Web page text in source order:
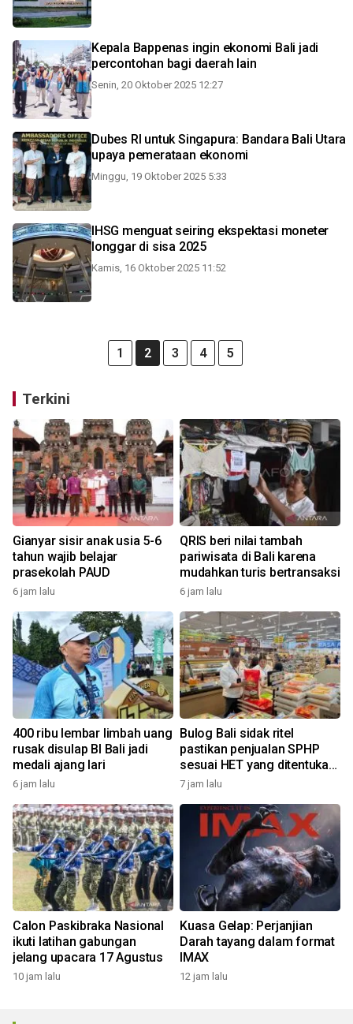
Kepala Bappenas ingin ekonomi Bali jadi
percontohan bagi daerah lain
Senin, 20 Oktober 2025 12:27
Dubes RI untuk Singapura: Bandara Bali Utara
upaya pemerataan ekonomi
Minggu, 19 Oktober 2025 5:33
IHSG menguat seiring ekspektasi moneter
longgar di sisa 2025
Kamis, 16 Oktober 2025 11:52
1 2 3 4 5
Terkini
Gianyar sisir anak usia 5-6
tahun wajib belajar
prasekolah PAUD
6 jam lalu
QRIS beri nilai tambah
pariwisata di Bali karena
mudahkan turis bertransaksi
6 jam lalu
400 ribu lembar limbah uang
rusak disulap BI Bali jadi
medali ajang lari
6 jam lalu
Bulog Bali sidak ritel
pastikan penjualan SPHP
sesuai HET yang ditentukan
pemerintah
7 jam lalu
Calon Paskibraka Nasional
ikuti latihan gabungan
jelang upacara 17 Agustus
10 jam lalu
Kuasa Gelap: Perjanjian
Darah tayang dalam format
IMAX
12 jam lalu